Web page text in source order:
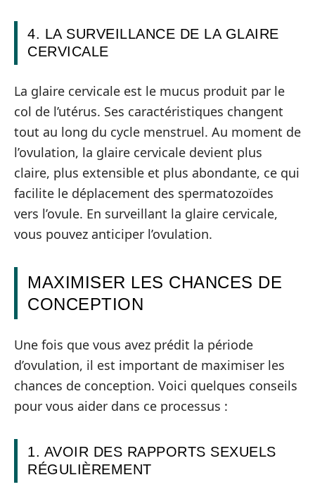
4. LA SURVEILLANCE DE LA GLAIRE
CERVICALE
La glaire cervicale est le mucus produit par le
col de l’utérus. Ses caractéristiques changent
tout au long du cycle menstruel. Au moment de
l’ovulation, la glaire cervicale devient plus
claire, plus extensible et plus abondante, ce qui
facilite le déplacement des spermatozoïdes
vers l’ovule. En surveillant la glaire cervicale,
vous pouvez anticiper l’ovulation.
MAXIMISER LES CHANCES DE
CONCEPTION
Une fois que vous avez prédit la période
d’ovulation, il est important de maximiser les
chances de conception. Voici quelques conseils
pour vous aider dans ce processus :
1. AVOIR DES RAPPORTS SEXUELS
RÉGULIÈREMENT